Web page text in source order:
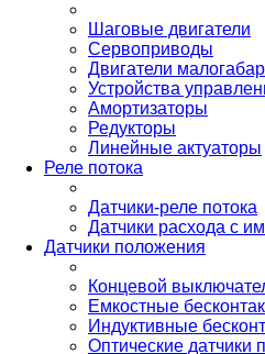
Шаговые двигатели
Сервоприводы
Двигатели
Устройства
Амортизаторы
Редукторы
Линейные актуаторы
Реле потока
Датчики-реле потока
Датчики расхода с
Датчики положения
Концевой
Емкостные
Индуктивные
Оптические датчики